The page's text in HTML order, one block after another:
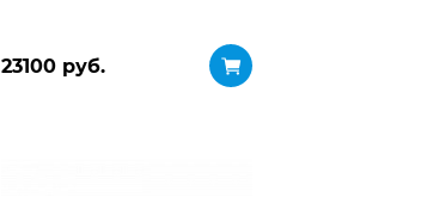
23100 руб.